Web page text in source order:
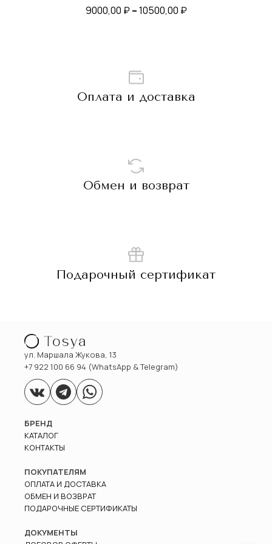
9000,00 ₽ –10500,00 ₽Диапазон
Оплата и доставка
Обмен и возврат
Подарочный сертификат
ул. Маршала Жукова, 13
+7 922 100 66 94 (WhatsApp & Telegram)
БРЕНД
КАТАЛОГ
КОНТАКТЫ
ПОКУПАТЕЛЯМ
ОПЛАТА И ДОСТАВКА
ОБМЕН И ВОЗВРАТ
ПОДАРОЧНЫЕ СЕРТИФИКАТЫ
ДОКУМЕНТЫ